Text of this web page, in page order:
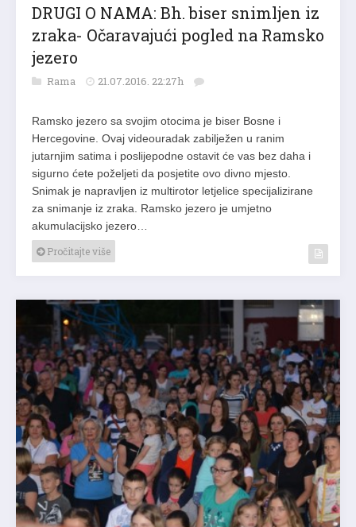
DRUGI O NAMA: Bh. biser snimljen iz
zraka- Očaravajući pogled na Ramsko
jezero
Rama 21.07.2016. 22:27h
Ramsko jezero sa svojim otocima je biser Bosne i
Hercegovine. Ovaj videouradak zabilježen u ranim
jutarnjim satima i poslijepodne ostavit će vas bez daha i
sigurno ćete poželjeti da posjetite ovo divno mjesto.
Snimak je napravljen iz multirotor letjelice specijalizirane
za snimanje iz zraka. Ramsko jezero je umjetno
akumulacijsko jezero…
Pročitajte više